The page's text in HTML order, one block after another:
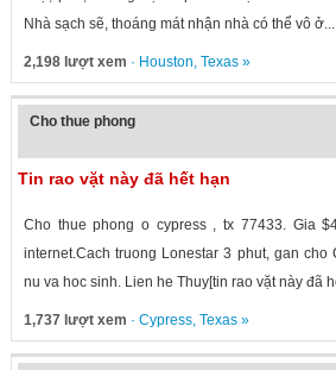
Nhà sạch sẽ, thoáng mát nhận nhà có thể vô ở...
2,198 lượt xem · Houston, Texas»
Cho thue phong
Tin rao vặt này đã hết hạn
Cho thue phong o cypress , tx 77433. Gia
internet.Cach truong Lonestar 3 phut, gan cho
nu va hoc sinh. Lien he Thuy[tin rao vặt này đã
1,737 lượt xem · Cypress, Texas»